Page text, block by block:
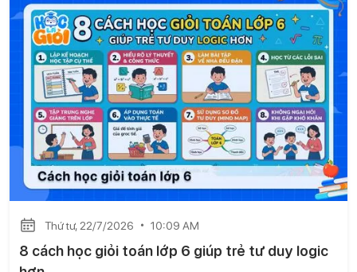
học. Hãy cùng Học là Giỏi tìm hiểu cách chứng minh tam giác
cân lớp 7 nhanh và dễ hiểu ngay sau đây.
Thứ tư, 22/7/2026 10:09 AM
8 cách học giỏi toán lớp 6 giúp trẻ tư duy logic